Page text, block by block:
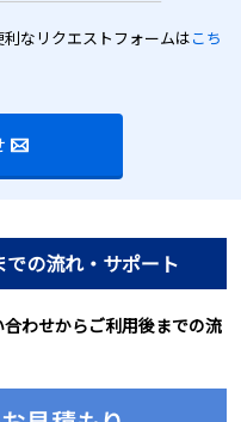
なリクエストフォームはこち
の流れ・サポート
わせからご利用後までの流